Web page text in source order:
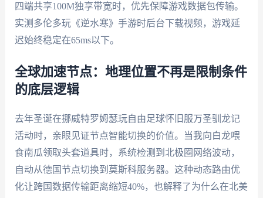
四端共享100M独享带宽时，优先保障游戏数据包传输。
实测多伦多玩《逆水寒》手游时后台下载视频，游戏延
迟始终稳定在65ms以下。
全球加速节点：地理位置不再是限制条件
的底层逻辑
去年圣诞在挪威特罗姆瑟玩自由足球怀旧服万圣驯龙记
活动时，亲眼见证节点智能切换的价值。当我向白龙喂
食南瓜领取头套道具时，系统检测到北极圈网络波动，
自动从德国节点切换到莫斯科服务器。这种动态路由优
化让跨国数据传输距离缩短40%，也解释了为什么在北美